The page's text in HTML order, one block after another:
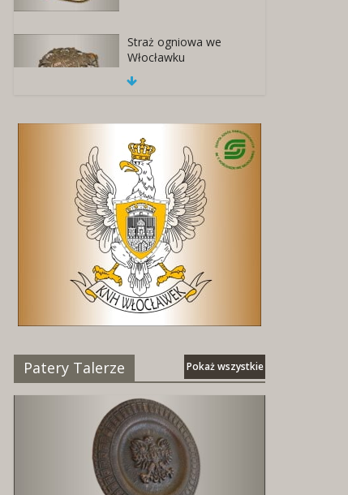
Straż ogniowa we
Włocławku
Patery Talerze Pokaż wszystkie